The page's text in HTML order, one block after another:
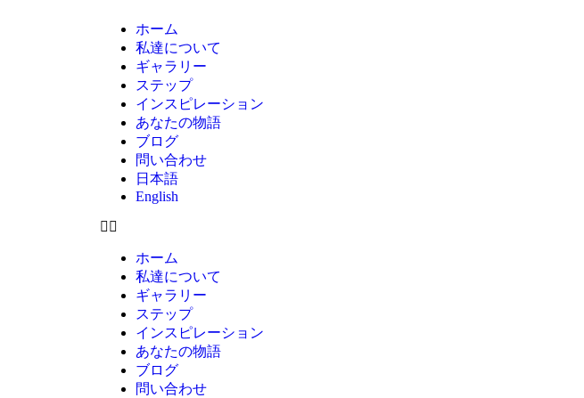
ホーム
私達について
ギャラリー
ステップ
インスピレーション
あなたの物語
ブログ
問い合わせ
日本語
English
ホーム
私達について
ギャラリー
ステップ
インスピレーション
あなたの物語
ブログ
問い合わせ